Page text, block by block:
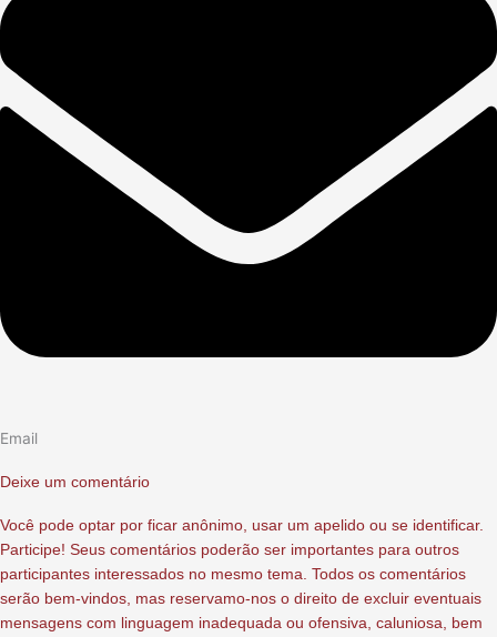
Email
Deixe um comentário
Você pode optar por ficar anônimo, usar um apelido ou se identificar.
Participe! Seus comentários poderão ser importantes para outros
participantes interessados no mesmo tema. Todos os comentários
serão bem-vindos, mas reservamo-nos o direito de excluir eventuais
mensagens com linguagem inadequada ou ofensiva, caluniosa, bem